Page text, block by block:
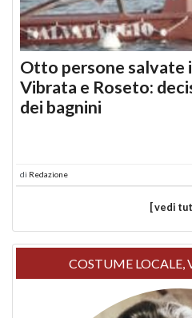
Otto persone salvate
Vibrata e Roseto:
dei bagnini
di Redazione
[ vedi
COSTUME LOCALE,